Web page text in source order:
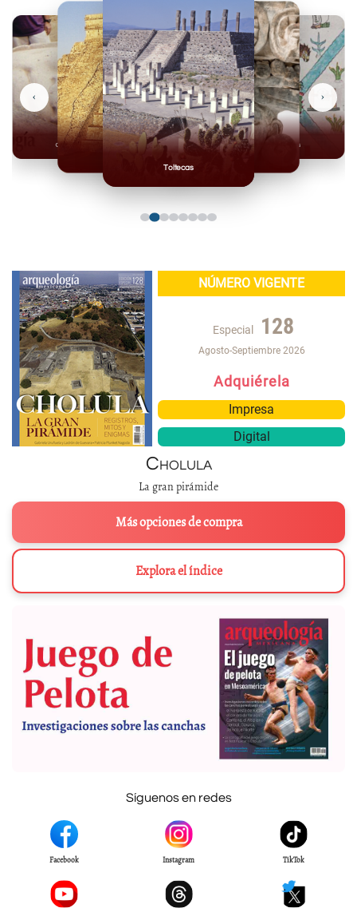
Toltecas
Mexicas
Olmecas
‹ ›
NÚMERO VIGENTE
Especial 128
Agosto-Septiembre 2026
Adquiérela
Impresa
Digital
Cholula
La gran pirámide
Más opciones de compra
Explora el índice
Síguenos en redes
Facebook Instagram TikTok